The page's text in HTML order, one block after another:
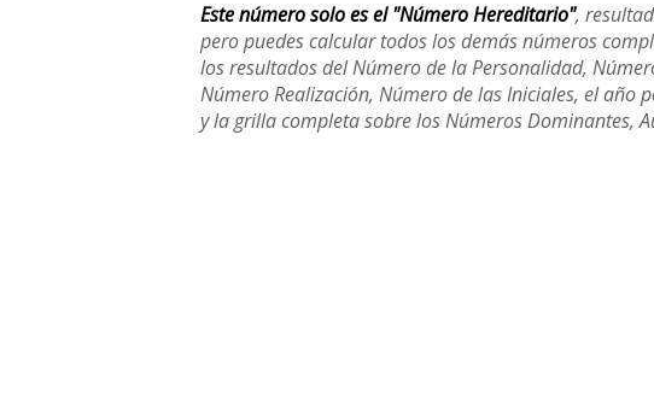
Este número solo es el "Número Hereditario",
pero puedes calcular todos los demás números
los resultados del Número de la Personalidad,
Número Realización, Número de las Iniciales, el
y la grilla completa sobre los Números Dominantes,